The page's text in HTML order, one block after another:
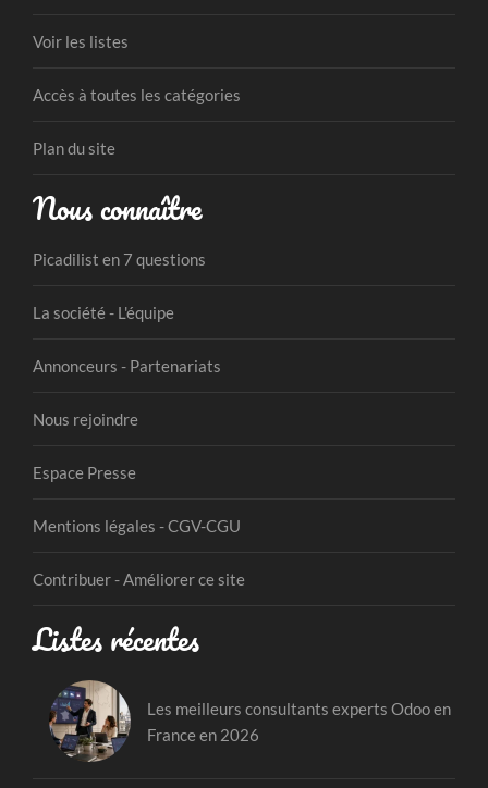
Voir les listes
Accès à toutes les catégories
Plan du site
Nous connaître
Picadilist en 7 questions
La société - L'équipe
Annonceurs - Partenariats
Nous rejoindre
Espace Presse
Mentions légales - CGV-CGU
Contribuer - Améliorer ce site
Listes récentes
Les meilleurs consultants experts Odoo en
France en 2026